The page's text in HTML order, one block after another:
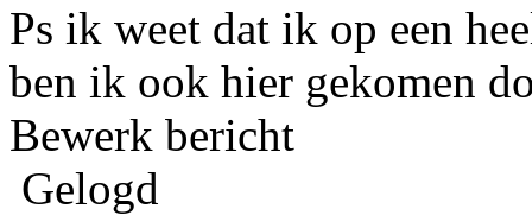
Ps ik weet dat ik op een
ben ik ook hier gekomen
Bewerk bericht
Gelogd